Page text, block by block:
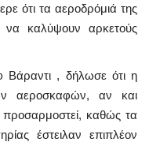
ότι τα αεροδρόμιά της
να καλύψουν αρκετούς
Βάραντι , δήλωσε ότι η
αεροσκαφών, αν και
καθώς τα
έστειλαν επιπλέον